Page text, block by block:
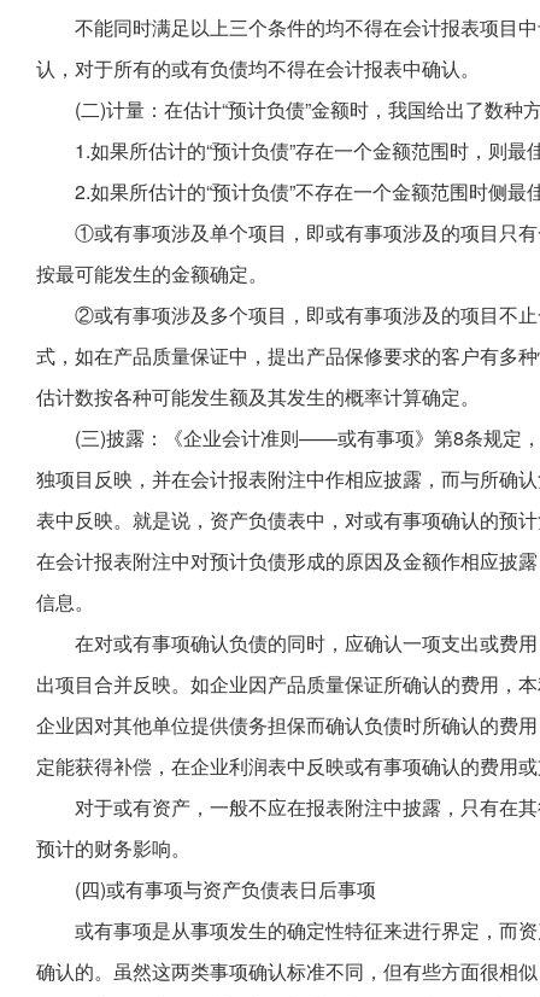
不能同时满足以上三个条件的均不得在会计报表项目
认，对于所有的或有负债均不得在会计报表中确认。
(二)计量：在估计“预计负债”金额时，我国给出了数种
1.如果所估计的“预计负债”存在一个金额范围时，则
2.如果所估计的“预计负债”不存在一个金额范围时侧
①或有事项涉及单个项目，即或有事项涉及的项目只
按最可能发生的金额确定。
②或有事项涉及多个项目，即或有事项涉及的项目不
式，如在产品质量保证中，提出产品保修要求的客户有多
估计数按各种可能发生额及其发生的概率计算确定。
(三)披露：《企业会计准则——或有事项》第8条规定
独项目反映，并在会计报表附注中作相应披露，而与所确
表中反映。就是说，资产负债表中，对或有事项确认的预
在会计报表附注中对预计负债形成的原因及金额作相应披
信息。
在对或有事项确认负债的同时，应确认一项支出或费
出项目合并反映。如企业因产品质量保证所确认的费用，
企业因对其他单位提供债务担保而确认负债时所确认的费
定能获得补偿，在企业利润表中反映或有事项确认的费用
对于或有资产，一般不应在报表附注中披露，只有在
预计的财务影响。
(四)或有事项与资产负债表日后事项
或有事项是从事项发生的确定性特征来进行界定，而
确认的。虽然这两类事项确认标准不同，但有些方面很相